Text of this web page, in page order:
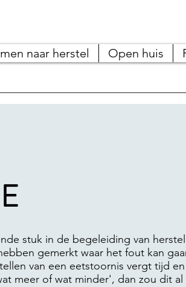
naar herstel Open huis
stuk in de begeleiding van
gemerkt waar het fout kan
van een eetstoornis vergt tijd
meer of wat minder', dan zou dit